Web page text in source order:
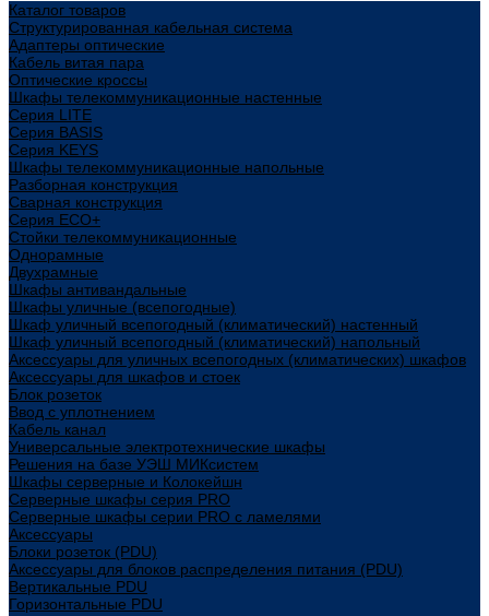
Каталог товаров
Структурированная кабельная система
Адаптеры оптические
Кабель витая пара
Оптические кроссы
Шкафы телекоммуникационные настенные
Cерия LITE
Cерия BASIS
Cерия KEYS
Шкафы телекоммуникационные напольные
Разборная конструкция
Сварная конструкция
Серия ECO+
Стойки телекоммуникационные
Однорамные
Двухрамные
Шкафы антивандальные
Шкафы уличные (всепогодные)
Шкаф уличный всепогодный (климатический) настенный
Шкаф уличный всепогодный (климатический) напольный
Аксессуары для уличных всепогодных (климатических) шкафов
Аксессуары для шкафов и стоек
Блок розеток
Ввод с уплотнением
Кабель канал
Универсальные электротехнические шкафы
Решения на базе УЭШ МИКсистем
Шкафы серверные и Колокейшн
Серверные шкафы серия PRO
Серверные шкафы серии PRO с ламелями
Аксессуары
Блоки розеток (PDU)
Аксессуары для блоков распределения питания (PDU)
Вертикальные PDU
Горизонтальные PDU